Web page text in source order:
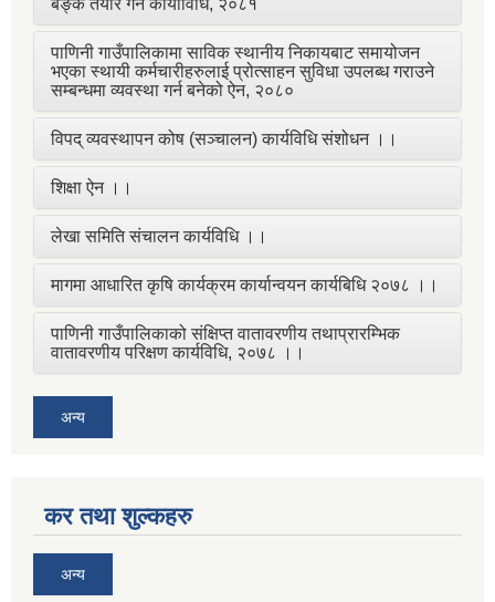
पाणिनी गाउँपालिकामा साविक स्थानीय निकायबाट समायोजन
भएका स्थायी कर्मचारीहरुलाई प्रोत्साहन सुविधा उपलब्ध गराउने
सम्बन्धमा व्यवस्था गर्न बनेको ऐन, २०८०
विपद् व्यवस्थापन कोष (सञ्चालन) कार्यविधि संशोधन ।।
शिक्षा ऐन ।।
लेखा समिति संचालन कार्यविधि ।।
मागमा आधारित कृषि कार्यक्रम कार्यान्वयन कार्यबिधि २०७८ ।।
पाणिनी गाउँपालिकाको संक्षिप्त वातावरणीय तथाप्रारम्भिक
वातावरणीय परिक्षण कार्यविधि, २०७८ ।।
अन्य
कर तथा शुल्कहरु
अन्य